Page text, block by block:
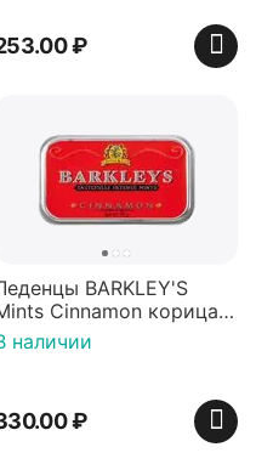
₽
BARKLEY'S
Cinnamon корица
Нидерланды
наличии
₽